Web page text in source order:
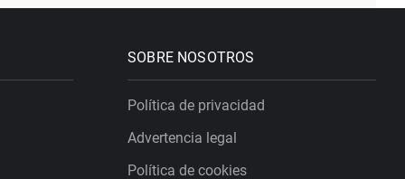
SOBRE NOSOTROS
Política de privacidad
Advertencia legal
Política de cookies